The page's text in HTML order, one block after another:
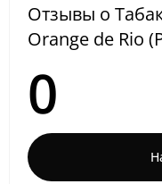
Отзывы о
Orange de Rio
0